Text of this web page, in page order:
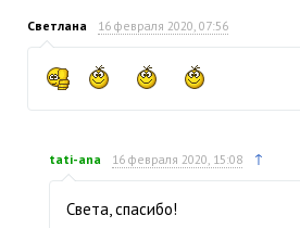
Светлана 16 февраля 2020, 07:56
tati-ana 16 февраля 2020, 15:08 ↑
Света, спасибо!